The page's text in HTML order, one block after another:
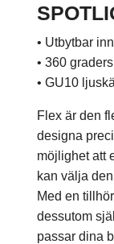
• Utbytbar
• 360
• GU10
Flex är den
designa
möjlighet att
kan välja
Med en
dessutom
passar dina